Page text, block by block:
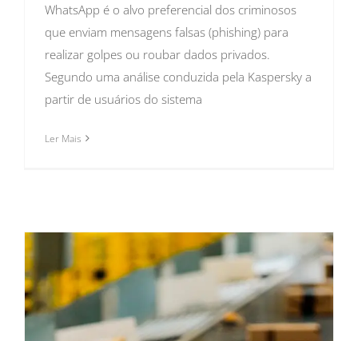
WhatsApp é o alvo preferencial dos criminosos
que enviam mensagens falsas (phishing) para
realizar golpes ou roubar dados privados.
Segundo uma análise conduzida pela Kaspersky a
partir de usuários do sistema
Ler Mais